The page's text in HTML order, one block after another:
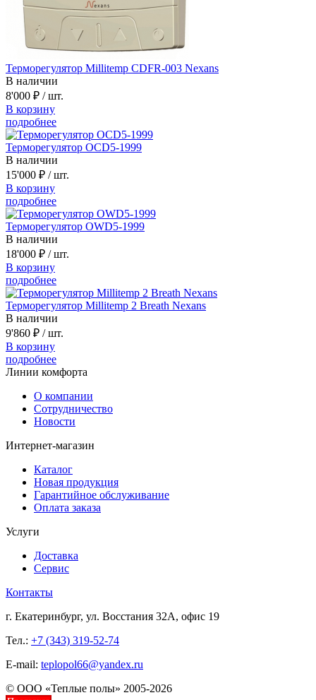
Терморегулятор Millitemp CDFR-003 Nexans
В наличии
8'000 ₽ / шт.
В корзину
подробнее
Терморегулятор OCD5-1999
В наличии
15'000 ₽ / шт.
В корзину
подробнее
Терморегулятор OWD5-1999
В наличии
18'000 ₽ / шт.
В корзину
подробнее
Терморегулятор Millitemp 2 Breath Nexans
В наличии
9'860 ₽ / шт.
В корзину
подробнее
Линии комфорта
О компании
Сотрудничество
Новости
Интернет-магазин
Каталог
Новая продукция
Гарантийное обслуживание
Оплата заказа
Услуги
Доставка
Сервис
Контакты
г. Екатеринбург, ул. Восстания 32А, офис 19
Тел.: +7 (343) 319-52-74
E-mail: teplopol66@yandex.ru
© ООО «Теплые полы» 2005-2026